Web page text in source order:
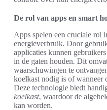
De rol van apps en smart
Apps spelen een cruciale rol
energieverbruik. Door
applicaties kunnen
in de gaten houden. Dit
waarschuwingen te
koelkast nodig is of wanneer
Deze technologie biedt
koelkast, waardoor de
kan worden.